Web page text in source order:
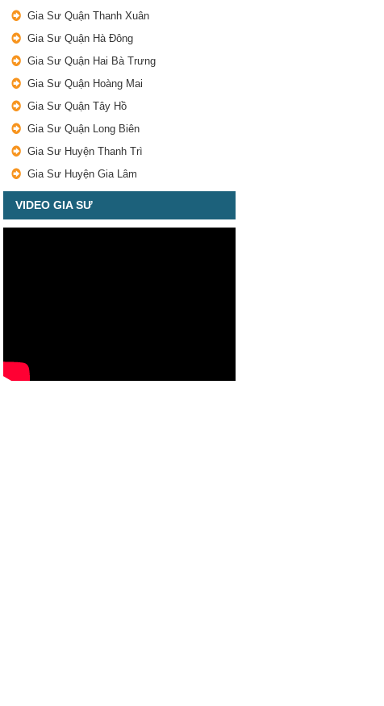
Gia Sư Quận Thanh Xuân
Gia Sư Quận Hà Đông
Gia Sư Quận Hai Bà Trưng
Gia Sư Quận Hoàng Mai
Gia Sư Quận Tây Hồ
Gia Sư Quận Long Biên
Gia Sư Huyện Thanh Trì
Gia Sư Huyện Gia Lâm
VIDEO GIA SƯ